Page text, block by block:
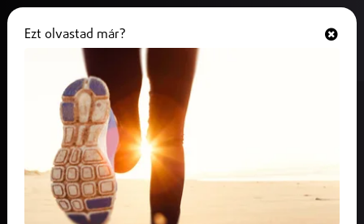
Holnap ismét változásra
számíthatunk a benzinkutakon!
2025. július 10.Belföld
Holnap ismét kismértékű emelkedésre számíthatunk
Ezt olvastad már?